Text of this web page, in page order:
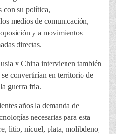
con su política,
medios de comunicación,
y a movimientos
directas.
y China intervienen también
se convertirían en territorio de
guerra fría.
años la demanda de
necesarias para esta
litio, níquel, plata, molibdeno,